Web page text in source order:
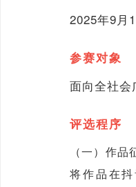
2025年9月
参赛对象
面向全社
评选程序
（一）作
将作品在